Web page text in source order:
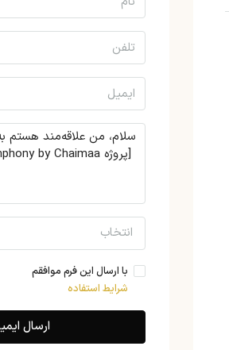
انتخاب
با ارسال این فرم موافقم
شرایط استفاده
ارسال